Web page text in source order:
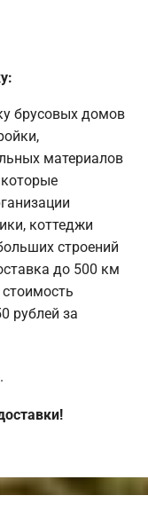
брусовых домов
материалов
коттеджи
строений
до 500 км
рублей за